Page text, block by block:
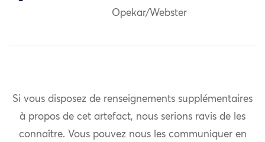
Opekar/Webster
Si vous disposez de renseignements supplémentaires
à propos de cet artefact, nous serions ravis de les
connaître. Vous pouvez nous les communiquer en